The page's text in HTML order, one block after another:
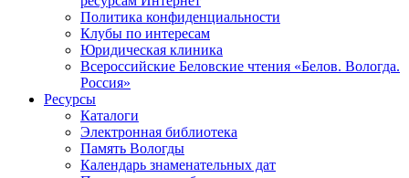
Политика конфиденциальности
Клубы по интересам
Юридическая клиника
Всероссийские Беловские чтения «Белов. Вологда.
Россия»
Ресурсы
Каталоги
Электронная библиотека
Память Вологды
Календарь знаменательных дат